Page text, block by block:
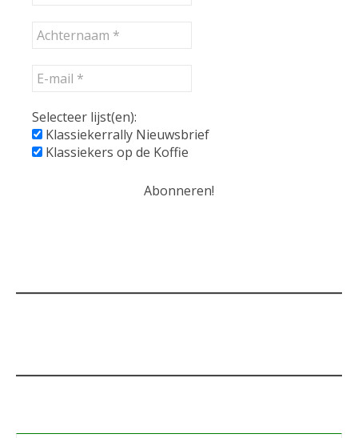
Selecteer lijst(en):
Klassiekerrally Nieuwsbrief
Klassiekers op de Koffie